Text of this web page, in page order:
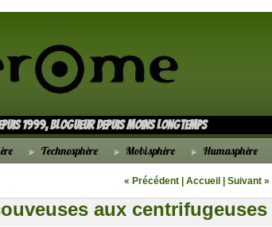
1999, blogueur depuis moins longtemps
Technosphère Mobisphère Humasphère
« Précédent Accueil Suivant »
aux centrifugeuses